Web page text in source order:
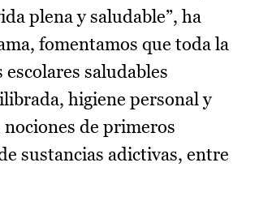
plena y saludable”, ha
fomentamos que toda la
saludables
higiene personal y
de primeros
sustancias adictivas, entre